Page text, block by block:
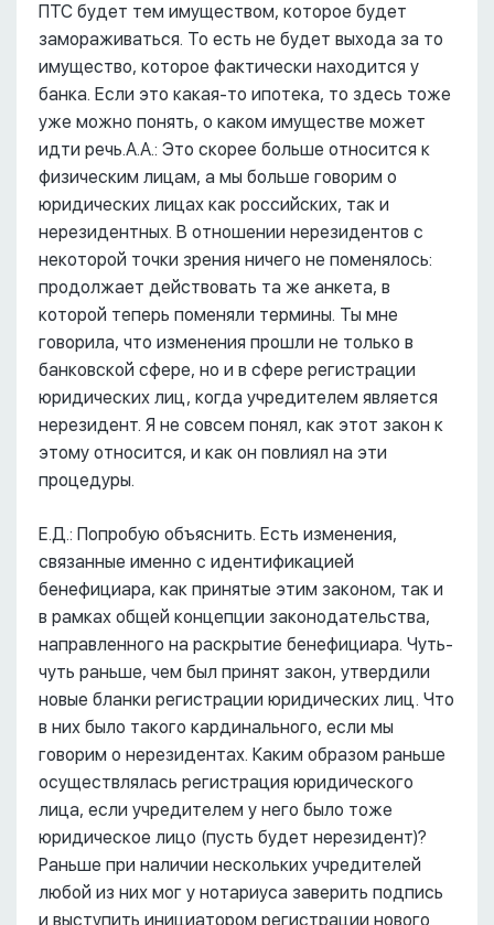
ПТС будет тем имуществом, которое будет
замораживаться. То есть не будет выхода за то
имущество, которое фактически находится у
банка. Если это какая-то ипотека, то здесь тоже
уже можно понять, о каком имуществе может
идти речь.А.А.: Это скорее больше относится к
физическим лицам, а мы больше говорим о
юридических лицах как российских, так и
нерезидентных. В отношении нерезидентов с
некоторой точки зрения ничего не поменялось:
продолжает действовать та же анкета, в
которой теперь поменяли термины. Ты мне
говорила, что изменения прошли не только в
банковской сфере, но и в сфере регистрации
юридических лиц, когда учредителем является
нерезидент. Я не совсем понял, как этот закон к
этому относится, и как он повлиял на эти
процедуры.
Е.Д.: Попробую объяснить. Есть изменения,
связанные именно с идентификацией
бенефициара, как принятые этим законом, так и
в рамках общей концепции законодательства,
направленного на раскрытие бенефициара. Чуть-
чуть раньше, чем был принят закон, утвердили
новые бланки регистрации юридических лиц. Что
в них было такого кардинального, если мы
говорим о нерезидентах. Каким образом раньше
осуществлялась регистрация юридического
лица, если учредителем у него было тоже
юридическое лицо (пусть будет нерезидент)?
Раньше при наличии нескольких учредителей
любой из них мог у нотариуса заверить подпись
и выступить инициатором регистрации нового